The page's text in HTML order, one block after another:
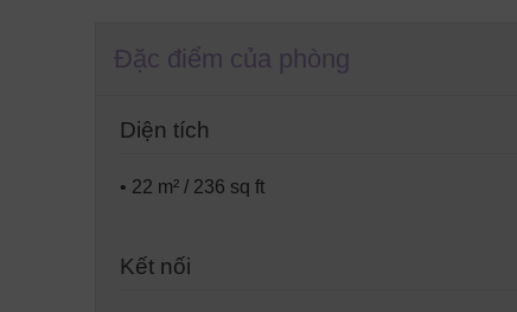
Đặc điểm của phòng
Diện tích
• 22 m² / 236 sq ft
Kết nối